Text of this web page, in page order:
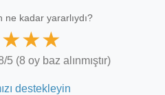
ne kadar yararlıydı?
★★★
(8 oy baz alınmıştır)
destekleyin